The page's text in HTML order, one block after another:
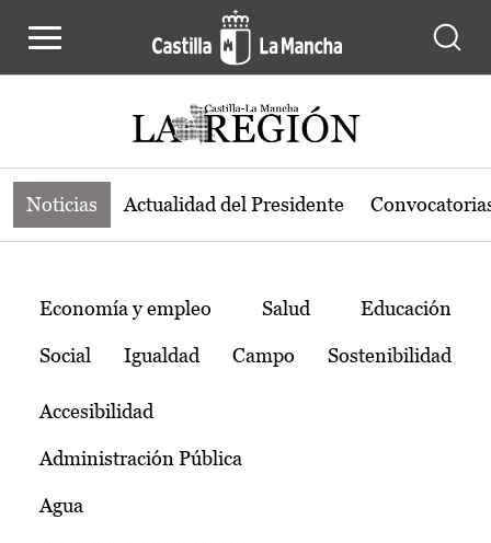
Noticias de la región de Castilla-La
Noticias Actualidad del Presidente
Temas
Economía y empleo Salud Educación
Social Igualdad Campo Sostenibilidad
Accesibilidad
Administración Pública
Agua